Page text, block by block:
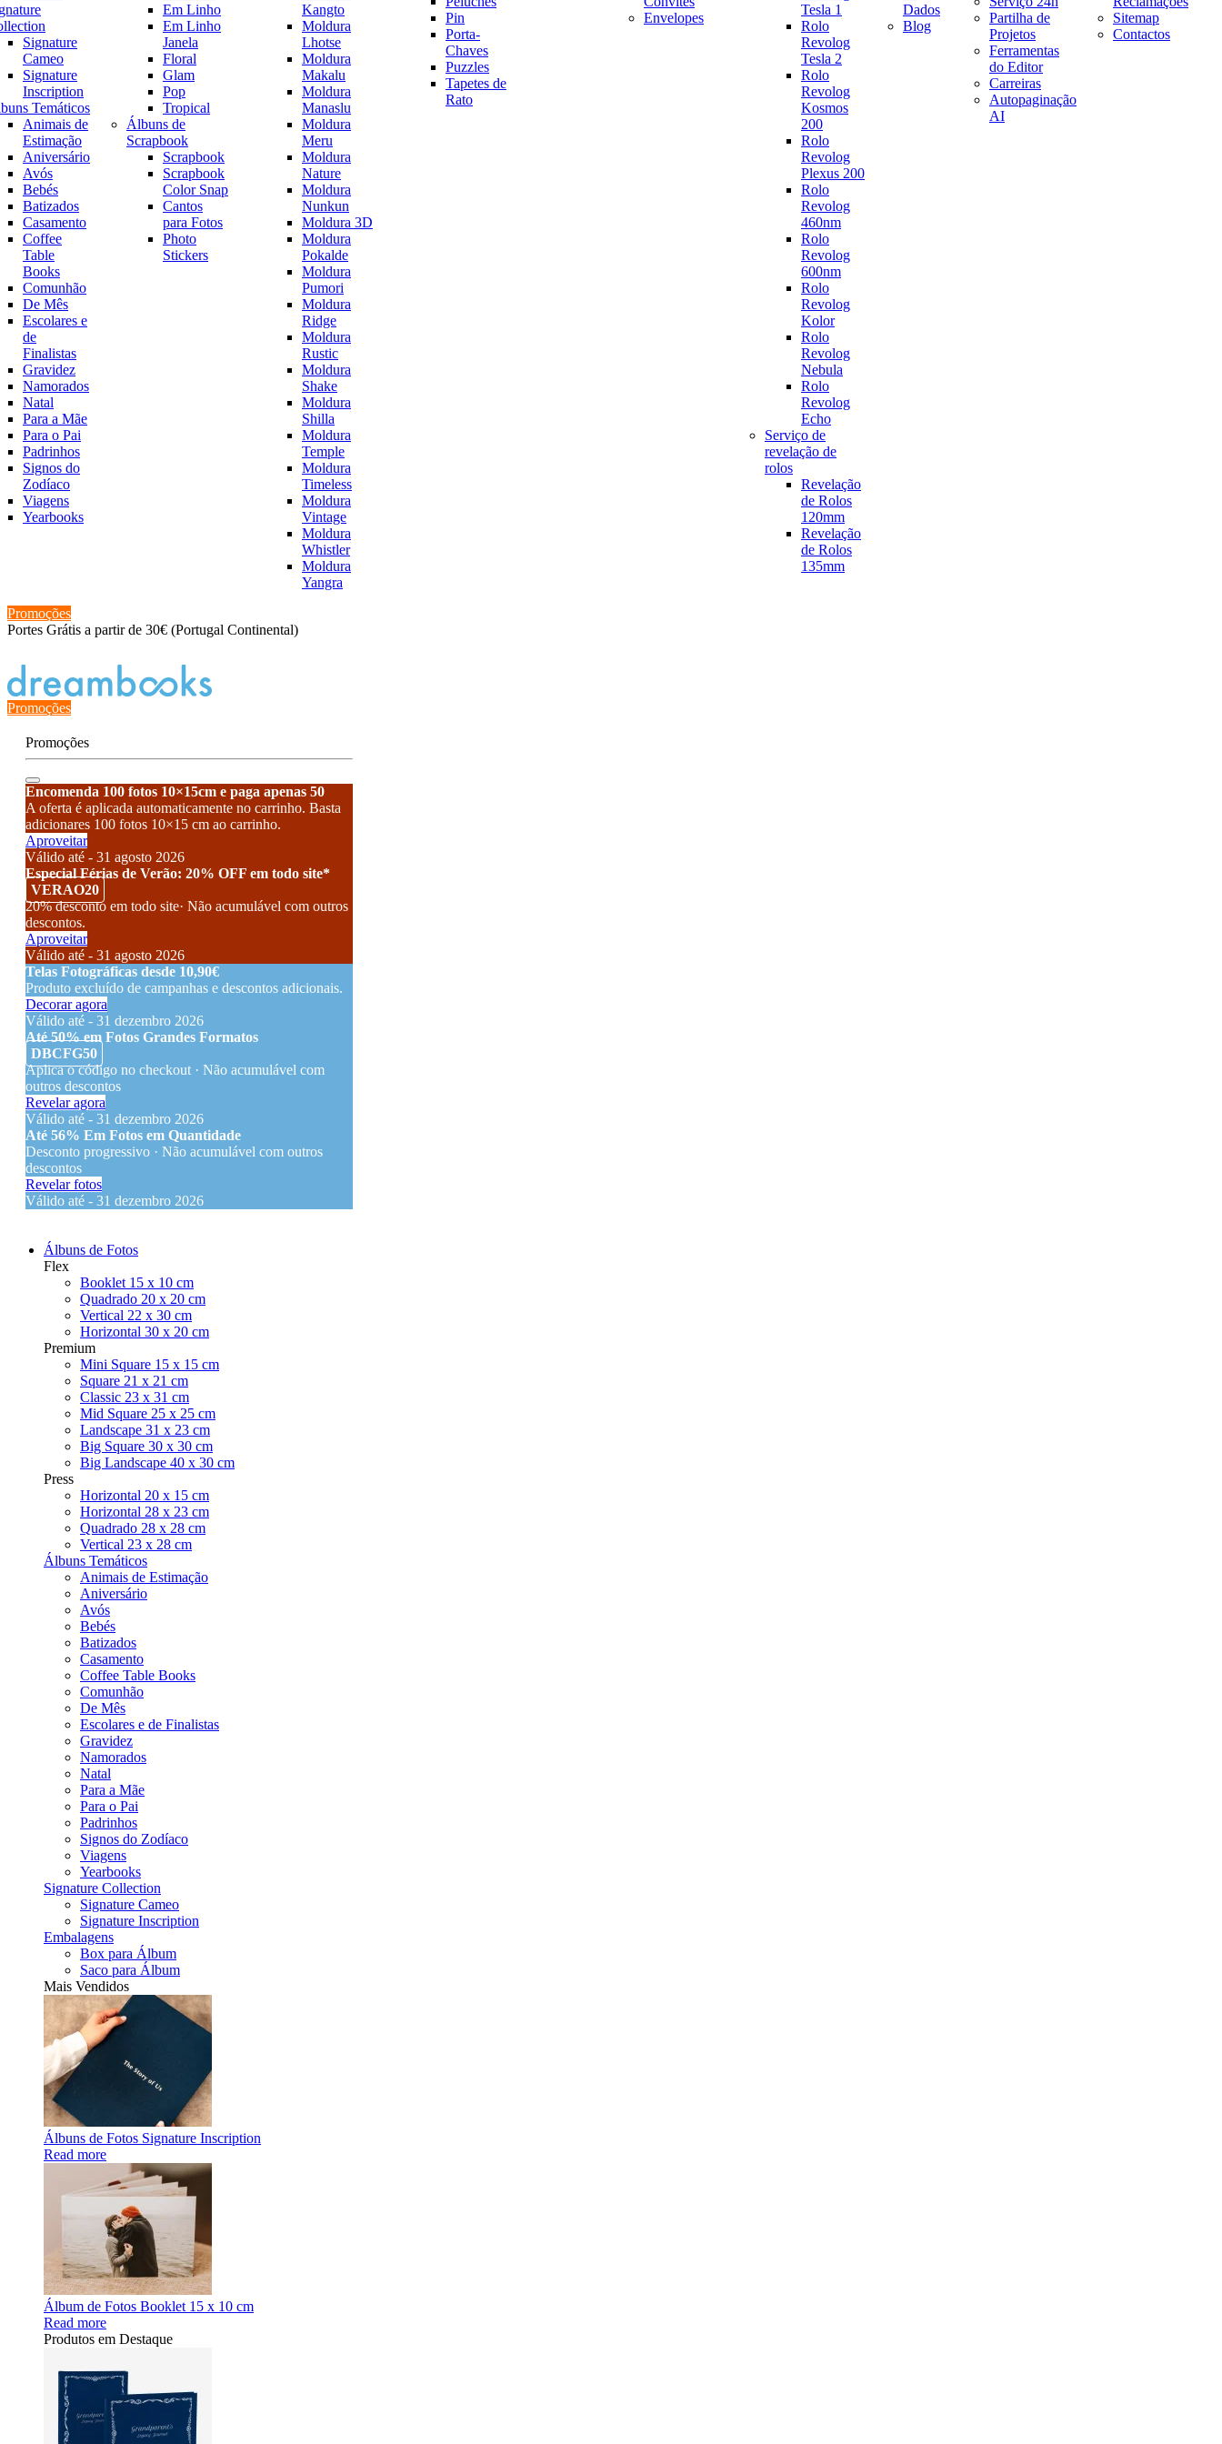
Signature
Cameo
Signature
Inscription
Temáticos
Animais de
Estimação
Aniversário
Avós
Bebés
Batizados
Casamento
Coffee
Table
Books
Comunhão
De Mês
Escolares e
de
Finalistas
Gravidez
Namorados
Natal
Para a Mãe
Para o Pai
Padrinhos
Signos do
Zodíaco
Viagens
Yearbooks
Em Linho
Em Linho
Janela
Floral
Glam
Pop
Tropical
Álbuns de
Scrapbook
Scrapbook
Scrapbook
Color Snap
Cantos
para Fotos
Photo
Stickers
Kangto
Moldura
Lhotse
Moldura
Makalu
Moldura
Manaslu
Moldura
Meru
Moldura
Nature
Moldura
Nunkun
Moldura 3D
Moldura
Pokalde
Moldura
Pumori
Moldura
Ridge
Moldura
Rustic
Moldura
Shake
Moldura
Shilla
Moldura
Temple
Moldura
Timeless
Moldura
Vintage
Moldura
Whistler
Moldura
Yangra
Pin
Porta-
Chaves
Puzzles
Tapetes de
Rato
Envelopes
Tesla 1
Rolo
Revolog
Tesla 2
Rolo
Revolog
Kosmos
200
Rolo
Revolog
Plexus 200
Rolo
Revolog
460nm
Rolo
Revolog
600nm
Rolo
Revolog
Kolor
Rolo
Revolog
Nebula
Rolo
Revolog
Echo
Serviço de
revelação de
rolos
Revelação
de Rolos
120mm
Revelação
de Rolos
135mm
Dados
Blog
Partilha de
Projetos
Ferramentas
do Editor
Carreiras
Autopaginação
AI
Sitemap
Contactos
Promoções
Portes Grátis a partir de 30€ (Portugal Continental)
Promoções
Promoções
Encomenda 100 fotos 10×15cm e paga apenas 50
A oferta é aplicada automaticamente no carrinho. Basta
adicionares 100 fotos 10×15 cm ao carrinho.
Aproveitar
Válido até - 31 agosto 2026
Especial Férias de Verão: 20% OFF em todo site*
VERAO20
20% desconto em todo site· Não acumulável com outros
descontos.
Aproveitar
Válido até - 31 agosto 2026
Telas Fotográficas desde 10,90€
Produto excluído de campanhas e descontos adicionais.
Decorar agora
Válido até - 31 dezembro 2026
Até 50% em Fotos Grandes Formatos
DBCFG50
Aplica o código no checkout · Não acumulável com
outros descontos
Revelar agora
Válido até - 31 dezembro 2026
Até 56% Em Fotos em Quantidade
Desconto progressivo · Não acumulável com outros
descontos
Revelar fotos
Válido até - 31 dezembro 2026
Álbuns de Fotos
Flex
Booklet 15 x 10 cm
Quadrado 20 x 20 cm
Vertical 22 x 30 cm
Horizontal 30 x 20 cm
Premium
Mini Square 15 x 15 cm
Square 21 x 21 cm
Classic 23 x 31 cm
Mid Square 25 x 25 cm
Landscape 31 x 23 cm
Big Square 30 x 30 cm
Big Landscape 40 x 30 cm
Press
Horizontal 20 x 15 cm
Horizontal 28 x 23 cm
Quadrado 28 x 28 cm
Vertical 23 x 28 cm
Álbuns Temáticos
Animais de Estimação
Aniversário
Avós
Bebés
Batizados
Casamento
Coffee Table Books
Comunhão
De Mês
Escolares e de Finalistas
Gravidez
Namorados
Natal
Para a Mãe
Para o Pai
Padrinhos
Signos do Zodíaco
Viagens
Yearbooks
Signature Collection
Signature Cameo
Signature Inscription
Embalagens
Box para Álbum
Saco para Álbum
Mais Vendidos
Álbuns de Fotos Signature Inscription
Read more
Álbum de Fotos Booklet 15 x 10 cm
Read more
Produtos em Destaque